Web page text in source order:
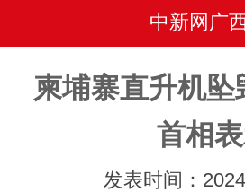
中新网广
柬埔寨直升机
首相
发表时间：